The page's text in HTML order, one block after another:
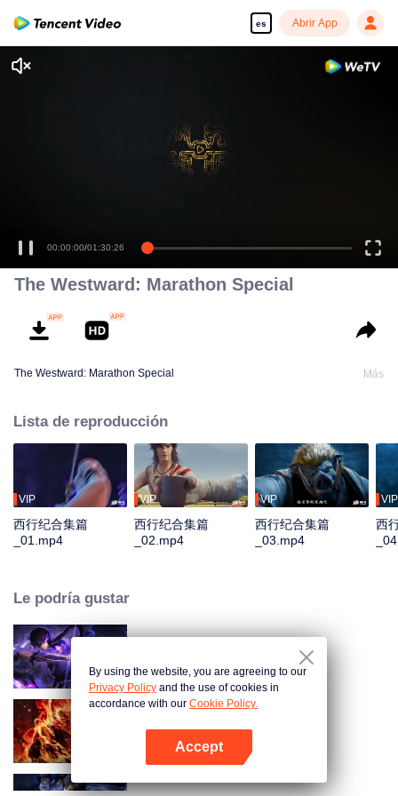
es Abrir App
Disfruta de series en alta definición y sin interrupciones
00:00:00/01:30:26
The Westward: Marathon Special
The Westward: Marathon Special Más
Lista de reproducción
VIP
西行纪合集篇
_01.mp4
VIP
西行纪合集篇
_02.mp4
VIP
西行纪合集篇
_03.mp4
VIP
西
Le podría gustar
WUKONG
By using the website, you are agreeing to our
Privacy Policy and the use of cookies in
accordance with our Cookie Policy.
Accept